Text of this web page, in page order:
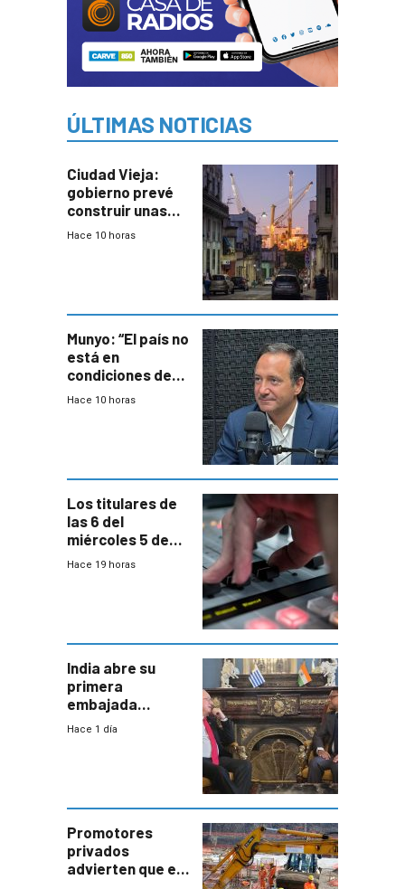
ÚLTIMAS NOTICIAS
Ciudad Vieja:
gobierno prevé
construir unas
mil viviendas en
Hace 10 horas
Munyo: “El país no
está en
condiciones de
enfrentar una
Hace 10 horas
Los titulares de
las 6 del
miércoles 5 de
agosto de 2026
Hace 19 horas
India abre su
primera
embajada
residente en
enorme
potencial
Hace 1 día
Promotores
privados
advierten que el